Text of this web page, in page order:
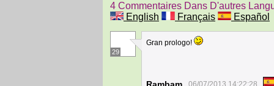
4 Commentaires Dans D'autres
English
Français Español
29
Gran prologo!
06/07/2013 14:22:28